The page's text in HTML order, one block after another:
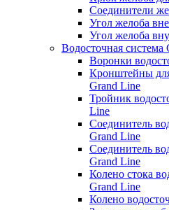
Соединители
Угол желоба
Угол желоба
Водосточная система
Воронки
Кронштейны
Grand Line
Тройник
Line
Соединитель
Grand Line
Соединитель
Grand Line
Колено стока
Grand Line
Колено